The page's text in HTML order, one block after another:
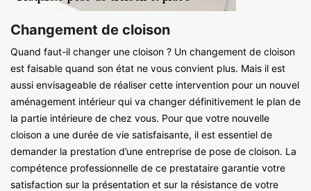
Changement de cloison
Quand faut-il changer une cloison ? Un changement de cloison
est faisable quand son état ne vous convient plus. Mais il est
aussi envisageable de réaliser cette intervention pour un nouvel
aménagement intérieur qui va changer définitivement le plan de
la partie intérieure de chez vous. Pour que votre nouvelle
cloison a une durée de vie satisfaisante, il est essentiel de
demander la prestation d’une entreprise de pose de cloison. La
compétence professionnelle de ce prestataire garantie votre
satisfaction sur la présentation et sur la résistance de votre